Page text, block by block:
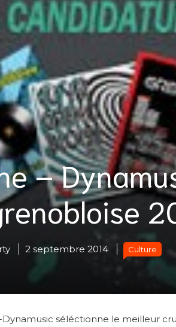
–
2 septembre 2014 Culture
Dynamusic séléctionne le meilleur